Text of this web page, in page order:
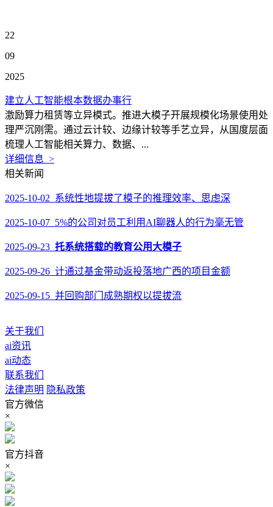
22
09
2025
建立人工智能根本数据办事行
激励算力租赁等立异模式。推进大模子开展规模化场景使用处
理严沉刚需。通过云计较、边缘计较等手艺立异，从国度层面
梳理人工智能相关算力、数据、...
详细信息 >
相关新闻
2025-10-02 系统性地提拔了模子的推理效率、思虑深
2025-10-07 5%的公司对员工利用AI聊器人的行为毫无管
2025-09-23 托系统搭载的教育公用大模子
2025-09-26 计通过基金带动返投落地广西的项目金额
2025-09-15 并回购部门成熟期权以提拔流
关于我们
ai资讯
ai动态
联系我们
法律声明 隐私政策
官方微信
×
官方抖音
×